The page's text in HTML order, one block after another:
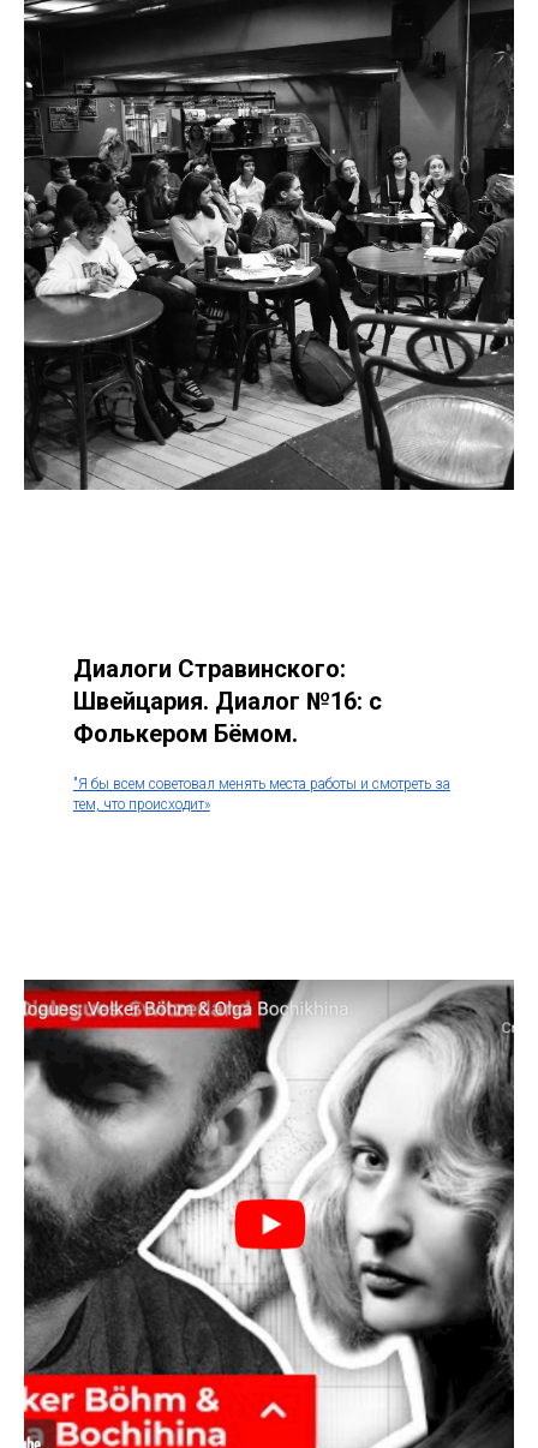
Диалоги Стравинского:
Швейцария. Диалог №16: с
Фолькером Бёмом.
"Я бы всем советовал менять места работы и смотреть за
тем, что происходит»